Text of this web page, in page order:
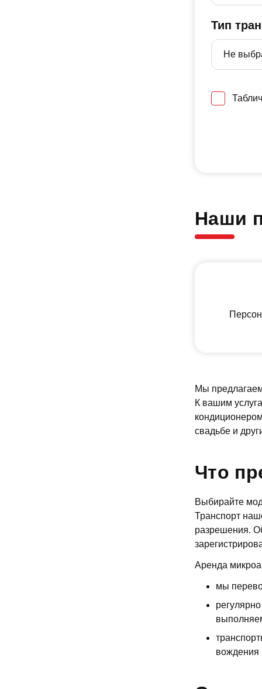
Тип
Наши
Мы
К вашим
свадьбе и
Что
Выбирайте
Транспорт
разрешения.
Аренда
мы
вождения